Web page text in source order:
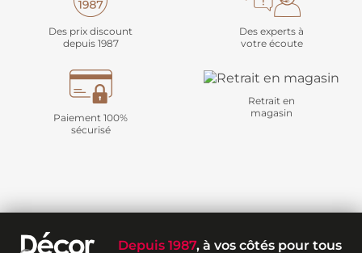
Des prix discount
depuis 1987
Des experts à
votre écoute
Paiement 100%
sécurisé
Retrait en
magasin
Depuis 1987, à vos côtés pour tous